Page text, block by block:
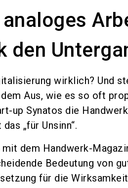
den
wirklich? Und
Aus, wie es so oft
up Synatos die
„für Unsinn“.
dem Handwerk-
Bedeutung von
für die